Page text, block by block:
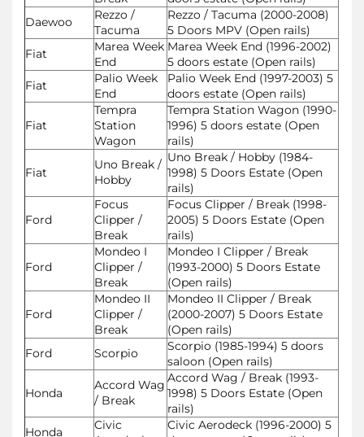
Daewoo
Rezzo /
Tacuma
Rezzo / Tacuma (2000-2008)
5 Doors MPV (Open rails)
Fiat
Marea Week
End
Marea Week End (1996-2002)
5 doors estate (Open rails)
Fiat
Palio Week
End
Palio Week End (1997-2003) 5
doors estate (Open rails)
Fiat
Tempra
Station
Wagon
Tempra Station Wagon (1990-
1996) 5 doors estate (Open
rails)
Fiat
Uno Break /
Hobby
Uno Break / Hobby (1984-
1998) 5 Doors Estate (Open
rails)
Ford
Focus
Clipper /
Break
Focus Clipper / Break (1998-
2005) 5 Doors Estate (Open
rails)
Ford
Mondeo I
Clipper /
Break
Mondeo I Clipper / Break
(1993-2000) 5 Doors Estate
(Open rails)
Ford
Mondeo II
Clipper /
Break
Mondeo II Clipper / Break
(2000-2007) 5 Doors Estate
(Open rails)
Ford
Scorpio
Scorpio (1985-1994) 5 doors
saloon (Open rails)
Honda
Accord Wag
/ Break
Accord Wag / Break (1993-
1998) 5 Doors Estate (Open
rails)
Honda
Civic
Civic Aerodeck (1996-2000) 5